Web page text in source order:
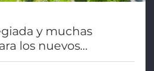
y muchas
los nuevos